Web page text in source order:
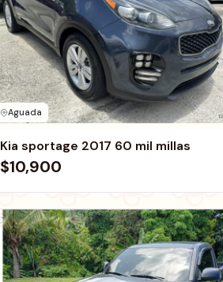
Aguada
Kia sportage 2017 60 mil millas
$10,900